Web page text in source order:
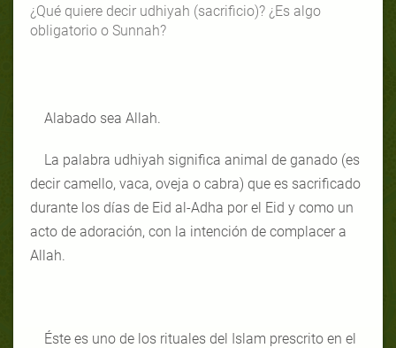
¿Qué quiere decir udhiyah (sacrificio)? ¿Es algo
obligatorio o Sunnah?
Alabado sea Allah.
La palabra udhiyah significa animal de ganado (es
decir camello, vaca, oveja o cabra) que es sacrificado
durante los días de Eid al-Adha por el Eid y como un
acto de adoración, con la intención de complacer a
Allah.
Éste es uno de los rituales del Islam prescrito en el